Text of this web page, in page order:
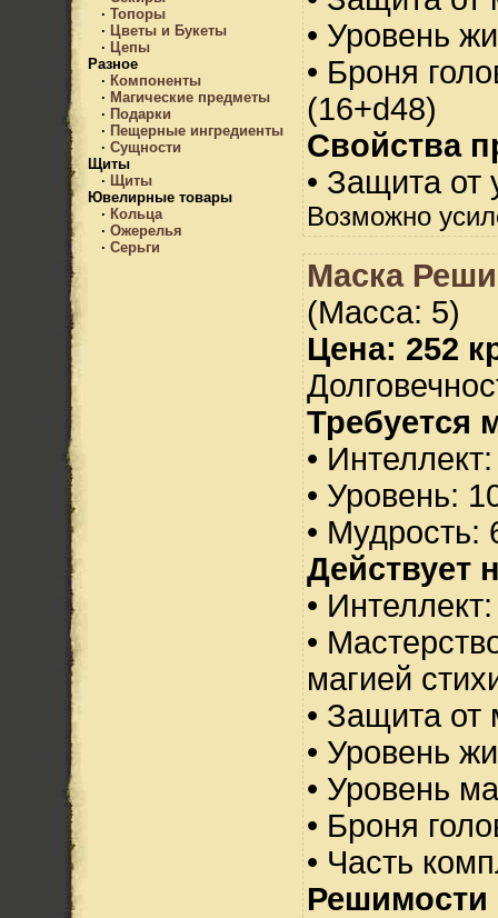
· Топоры
· Цветы и Букеты
· Цепы
Разное
· Компоненты
· Магические предметы
· Подарки
· Пещерные ингредиенты
· Сущности
Щиты
· Щиты
Ювелирные товары
· Кольца
· Ожерелья
· Серьги
• Уровень
• Броня
(16+d48)
Свойства
• Защита от
Возможно
Маска
(Масса: 5)
Цена: 252
Требуется
•
• Уровень:
• Мудрость:
Действует
•
•
магией
• Защита от
• Уровень
• Уровень
• Броня
• Часть
Решимости